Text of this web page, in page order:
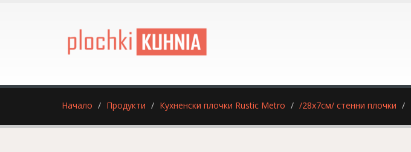
Начало Продукти Кухненски плочки Rustic Metro /28x7см/ стенни плочки